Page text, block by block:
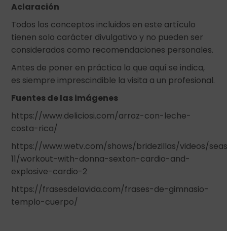
Aclaración
Todos los conceptos incluidos en este artículo
tienen solo carácter divulgativo y no pueden ser
considerados como recomendaciones personales.
Antes de poner en práctica lo que aquí se indica,
es siempre imprescindible la visita a un profesional.
Fuentes de las imágenes
https://www.deliciosi.com/arroz-con-leche-
costa-rica/
https://www.wetv.com/shows/bridezillas/videos/
11/workout-with-donna-sexton-cardio-and-
explosive-cardio-2
https://frasesdelavida.com/frases-de-gimnasio-
templo-cuerpo/